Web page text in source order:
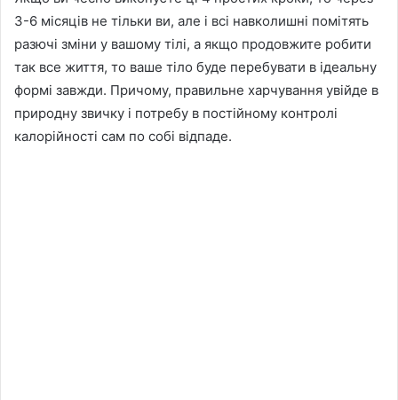
3-6 місяців не тільки ви, але і всі навколишні помітять
разючі зміни у вашому тілі, а якщо продовжите робити
так все життя, то ваше тіло буде перебувати в ідеальну
формі завжди. Причому, правильне харчування увійде в
природну звичку і потребу в постійному контролі
калорійності сам по собі відпаде.